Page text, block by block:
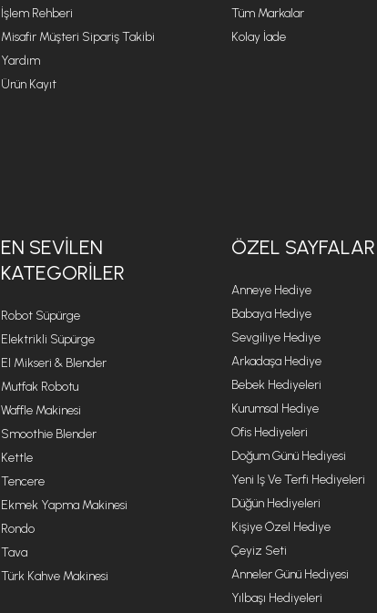
İşlem Rehberi
Misafir Müşteri Sipariş Takibi
Yardım
Ürün Kayıt
Tüm Markalar
Kolay İade
EN SEVILEN
KATEGORILER
Robot Süpürge
Elektrikli Süpürge
El Mikseri & Blender
Mutfak Robotu
Waffle Makinesi
Smoothie Blender
Kettle
Tencere
Ekmek Yapma Makinesi
Rondo
Tava
Türk Kahve Makinesi
ÖZEL SAYFALAR
Anneye Hediye
Babaya Hediye
Sevgiliye Hediye
Arkadaşa Hediye
Bebek Hediyeleri
Kurumsal Hediye
Ofis Hediyeleri
Doğum Günü Hediyesi
Yeni Iş Ve Terfi Hediyeleri
Düğün Hediyeleri
Kişiye Özel Hediye
Çeyiz Seti
Anneler Günü Hediyesi
Yılbaşı Hediyeleri